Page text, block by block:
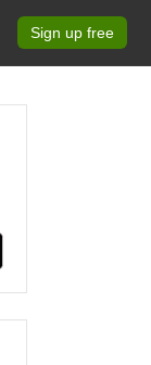
Sign up free